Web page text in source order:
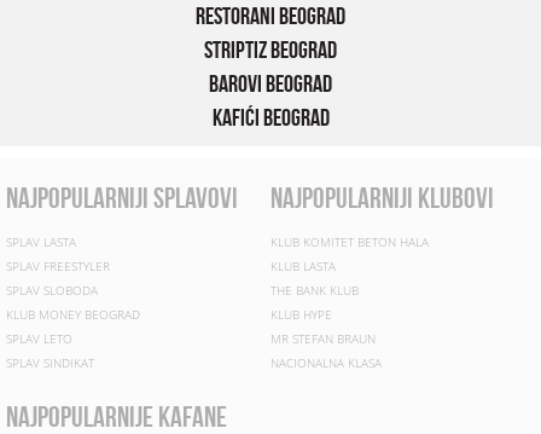
Restorani Beograd
Striptiz Beograd
Barovi Beograd
Kafići Beograd
najpopularniji splavovi
SPLAV LASTA
SPLAV FREESTYLER
SPLAV SLOBODA
KLUB MONEY BEOGRAD
SPLAV LETO
SPLAV SINDIKAT
najpopularniji klubovi
KLUB KOMITET BETON HALA
KLUB LASTA
THE BANK KLUB
KLUB HYPE
MR STEFAN BRAUN
NACIONALNA KLASA
najpopularnije kafane